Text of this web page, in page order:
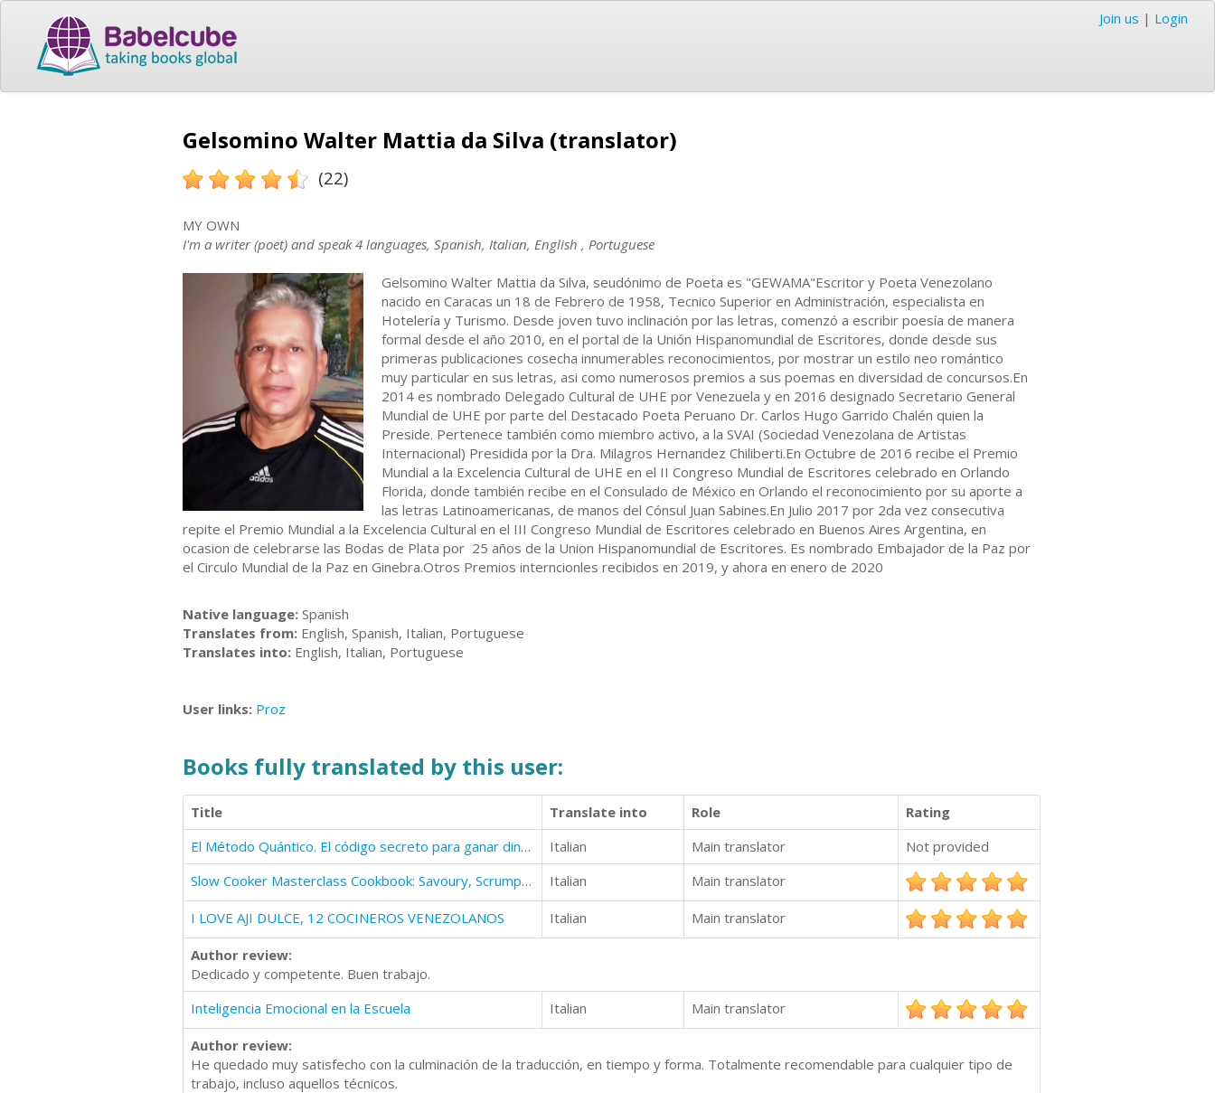
Join us | Login
Gelsomino Walter Mattia da Silva (translator)
(22)
MY OWN
I'm a writer (poet) and speak 4 languages, Spanish, Italian, English , Portuguese
Gelsomino Walter Mattia da Silva, seudónimo de Poeta es "GEWAMA"Escritor y Poeta Venezolano
nacido en Caracas un 18 de Febrero de 1958, Tecnico Superior en Administración, especialista en
Hotelería y Turismo. Desde joven tuvo inclinación por las letras, comenzó a escribir poesía de manera
formal desde el año 2010, en el portal de la Unión Hispanomundial de Escritores, donde desde sus
primeras publicaciones cosecha innumerables reconocimientos, por mostrar un estilo neo romántico
muy particular en sus letras, asi como numerosos premios a sus poemas en diversidad de concursos.En
2014 es nombrado Delegado Cultural de UHE por Venezuela y en 2016 designado Secretario General
Mundial de UHE por parte del Destacado Poeta Peruano Dr. Carlos Hugo Garrido Chalén quien la
Preside. Pertenece también como miembro activo, a la SVAI (Sociedad Venezolana de Artistas
Internacional) Presidida por la Dra. Milagros Hernandez Chiliberti.En Octubre de 2016 recibe el Premio
Mundial a la Excelencia Cultural de UHE en el II Congreso Mundial de Escritores celebrado en Orlando
Florida, donde también recibe en el Consulado de México en Orlando el reconocimiento por su aporte a
las letras Latinoamericanas, de manos del Cónsul Juan Sabines.En Julio 2017 por 2da vez consecutiva
repite el Premio Mundial a la Excelencia Cultural en el III Congreso Mundial de Escritores celebrado en Buenos Aires Argentina, en
ocasion de celebrarse las Bodas de Plata por 25 años de la Union Hispanomundial de Escritores. Es nombrado Embajador de la Paz por
el Circulo Mundial de la Paz en Ginebra.Otros Premios interncionles recibidos en 2019, y ahora en enero de 2020
Native language: Spanish
Translates from: English, Spanish, Italian, Portuguese
Translates into: English, Italian, Portuguese
User links: Proz
Books fully translated by this user:
Title Translate into Role
Rating
El Método Quántico. El código secreto para ganar dinero. 2017
Italian Main translator
Not provided
Slow Cooker Masterclass Cookbook: Savoury, Scrumptious, Fantastic Meals To Die For
Italian Main translator
I LOVE AJI DULCE, 12 COCINEROS VENEZOLANOS Italian Main translator
Author review:
Dedicado y competente. Buen trabajo.
Inteligencia Emocional en la Escuela
Italian Main translator
Author review:
He quedado muy satisfecho con la culminación de la traducción, en tiempo y forma. Totalmente recomendable para cualquier tipo de
trabajo, incluso aquellos técnicos.